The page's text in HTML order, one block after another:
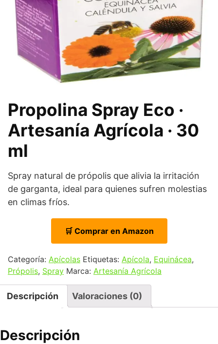
Propolina Spray Eco ·
Artesanía Agrícola · 30
ml
Spray natural de própolis que alivia la irritación
de garganta, ideal para quienes sufren molestias
en climas fríos.
🛒 Comprar en Amazon
Categoría: Apícolas Etiquetas: Apícola, Equinácea,
Própolis, Spray Marca: Artesanía Agrícola
Descripción Valoraciones (0)
Descripción